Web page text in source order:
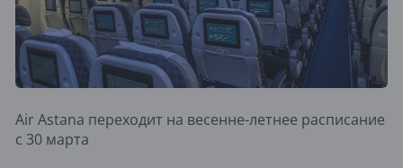
Air Astana переходит на весенне-летнее расписание
с 30 марта